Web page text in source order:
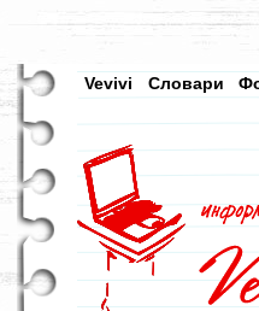
Vevivi Словари